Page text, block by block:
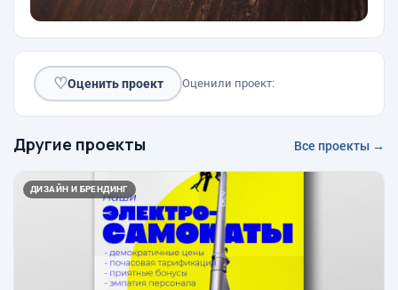
♡Оценить проект Оценили проект:
Другие проекты Все проекты →
ДИЗАЙН И БРЕНДИНГ